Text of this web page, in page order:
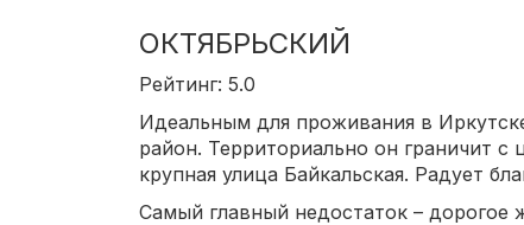
ОКТЯБРЬСКИЙ
Рейтинг: 5.0
Идеальным для проживания в
район. Территориально он граничит с
крупная улица Байкальская. Радует
Самый главный недостаток – дорогое